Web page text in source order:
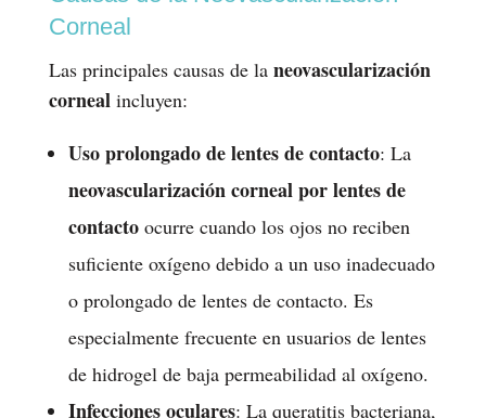
Corneal
Las principales causas de la neovascularización
cornealincluyen:
Uso prolongado de lentes de contacto: La
neovascularización corneal por lentes de
contactoocurre cuando los ojos no reciben
suficiente oxígeno debido a un uso inadecuado
o prolongado de lentes de contacto. Es
especialmente frecuente en usuarios de lentes
de hidrogel de baja permeabilidad al oxígeno.
Infecciones oculares: La queratitis bacteriana,